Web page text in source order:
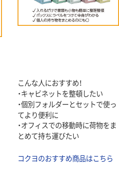
こんな人におすすめ！
・キャビネットを整頓したい
・個別フォルダーとセットで使っ
てより便利に
・オフィスでの移動時に荷物をま
とめて持ち運びたい
コクヨのおすすめ商品はこちら